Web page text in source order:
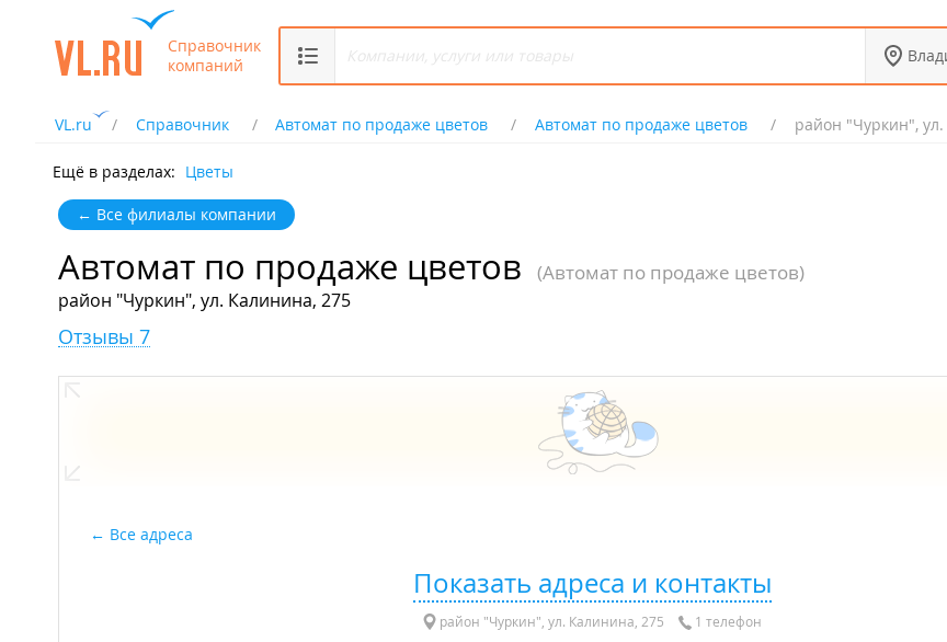
Справочник
компаний
VL.ru Справочник Автомат по продаже цветов Автомат по продаже цветов район "Чуркин",
Ещё в разделах: Цветы
← Все филиалы компании
Автомат по продаже цветов (Автомат по продаже цветов)
район "Чуркин", ул. Калинина, 275
Отзывы 7
Все адреса
Показать адреса и контакты
район "Чуркин", ул. Калинина, 275 1 телефон